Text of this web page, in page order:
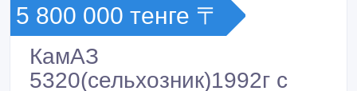
5 800 000 тенге 〒
КамАЗ
5320(сельхозник)1992г с